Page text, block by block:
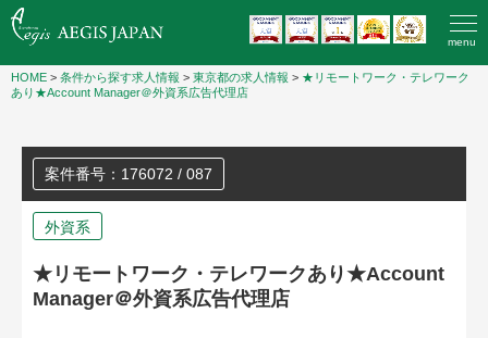
menu
HOME > 条件から探す求人情報 > 東京都の求人情報 > ★リモートワーク・テレワーク
あり★Account Manager＠外資系広告代理店
案件番号：176072 / 087
外資系
★リモートワーク・テレワークあり★Account
Manager＠外資系広告代理店